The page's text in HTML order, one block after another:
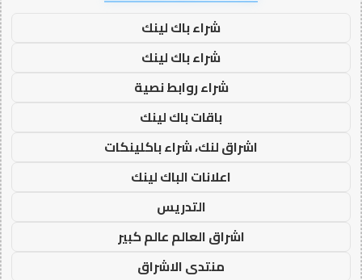
شراء باك لينك
شراء باك لينك
شراء روابط نصية
باقات باك لينك
اشراق لنك، شراء باكلينكات
اعلانات الباك لينك
التدريس
اشراق العالم عالم كبير
منتدى الاشراق